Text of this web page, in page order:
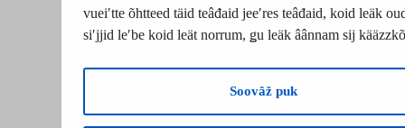
vueiʹtte õhtteed täid teâđaid jeeʹres teâđaid, koid leäk
siʹjjid leʹbe koid leät norrum, ǥu leäk âânnam sij
Soovâž puk